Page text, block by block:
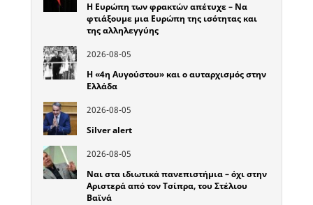
Η Ευρώπη των φρακτών απέτυχε – Να
φτιάξουμε μια Ευρώπη της ισότητας και
της αλληλεγγύης
2026-08-05
Η «4η Αυγούστου» και ο αυταρχισμός στην
Ελλάδα
2026-08-05
Silver alert
2026-08-05
Ναι στα ιδιωτικά πανεπιστήμια – όχι στην
Αριστερά από τον Τσίπρα, του Στέλιου
Βαϊνά